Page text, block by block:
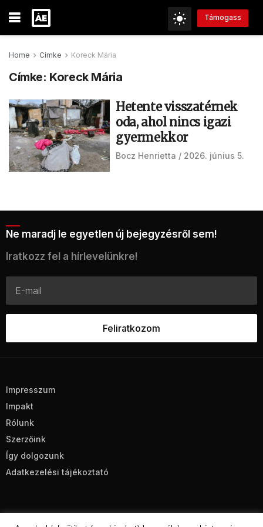
Támogass
Home Címke Koreck Mária
Címke: Koreck Mária
Hetente visszatérnek
oda, ahol nincs igazi
gyermekkor
Bocz Henrietta 2026. június 5.
Ne maradj le egyetlen új bejegyzésről sem!
Iratkozz fel a hírlevelünkre!
Impresszum
Impakt
Rólunk
Szerzőink
Így dolgozunk
Adatkezelési tájékoztató